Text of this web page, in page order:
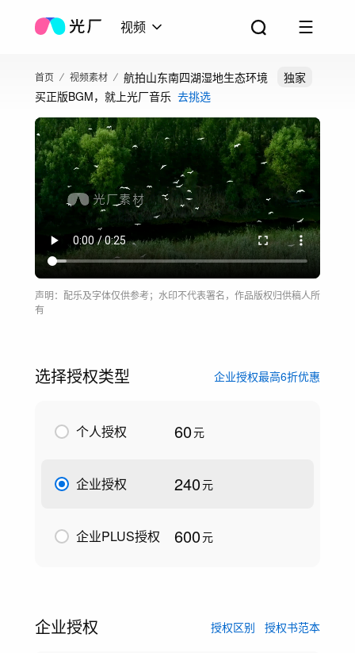
视频
首页 视频素材 航拍山东南四湖湿地生态环境
独家
买正版BGM，就上光厂音乐 去挑选
声明：配乐及字体仅供参考；水印不代表署名，作品版权归供稿人所
有
选择授权类型 企业授权最高6折优惠
个人授权 60元
企业授权 240元
企业PLUS授权 600元
企业授权 授权区别 授权书范本